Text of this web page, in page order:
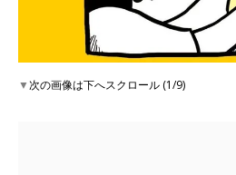
▼次の画像は下へスクロール (1/9)